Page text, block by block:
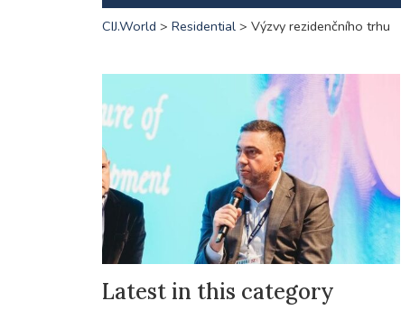
CIJ.World > Residential> Výzvy rezidenčního trhu
Latest in this category